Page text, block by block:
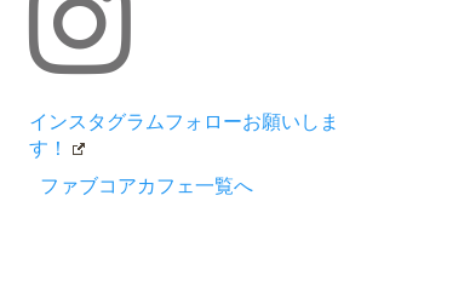
インスタグラムフォローお願いしま
す！
ファブコアカフェ一覧へ